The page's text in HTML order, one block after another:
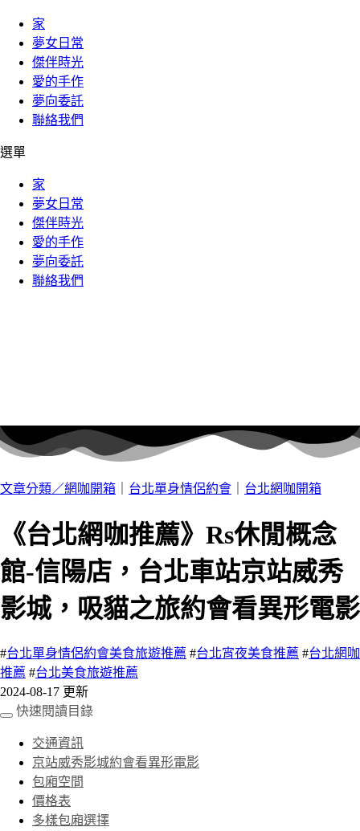
家
夢女日常
傑伴時光
愛的手作
夢向委託
聯絡我們
選單
家
夢女日常
傑伴時光
愛的手作
夢向委託
聯絡我們
文章分類／網咖開箱 台北單身情侶約會 台北網咖開箱
《台北網咖推薦》Rs休閒概念
館-信陽店，台北車站京站威秀
影城，吸貓之旅約會看異形電影
#台北單身情侶約會美食旅遊推薦 #台北宵夜美食推薦 #台北網咖
推薦 #台北美食旅遊推薦
2024-08-17 更新
快速閱讀目錄
交通資訊
京站威秀影城約會看異形電影
包廂空間
價格表
多樣包廂選擇